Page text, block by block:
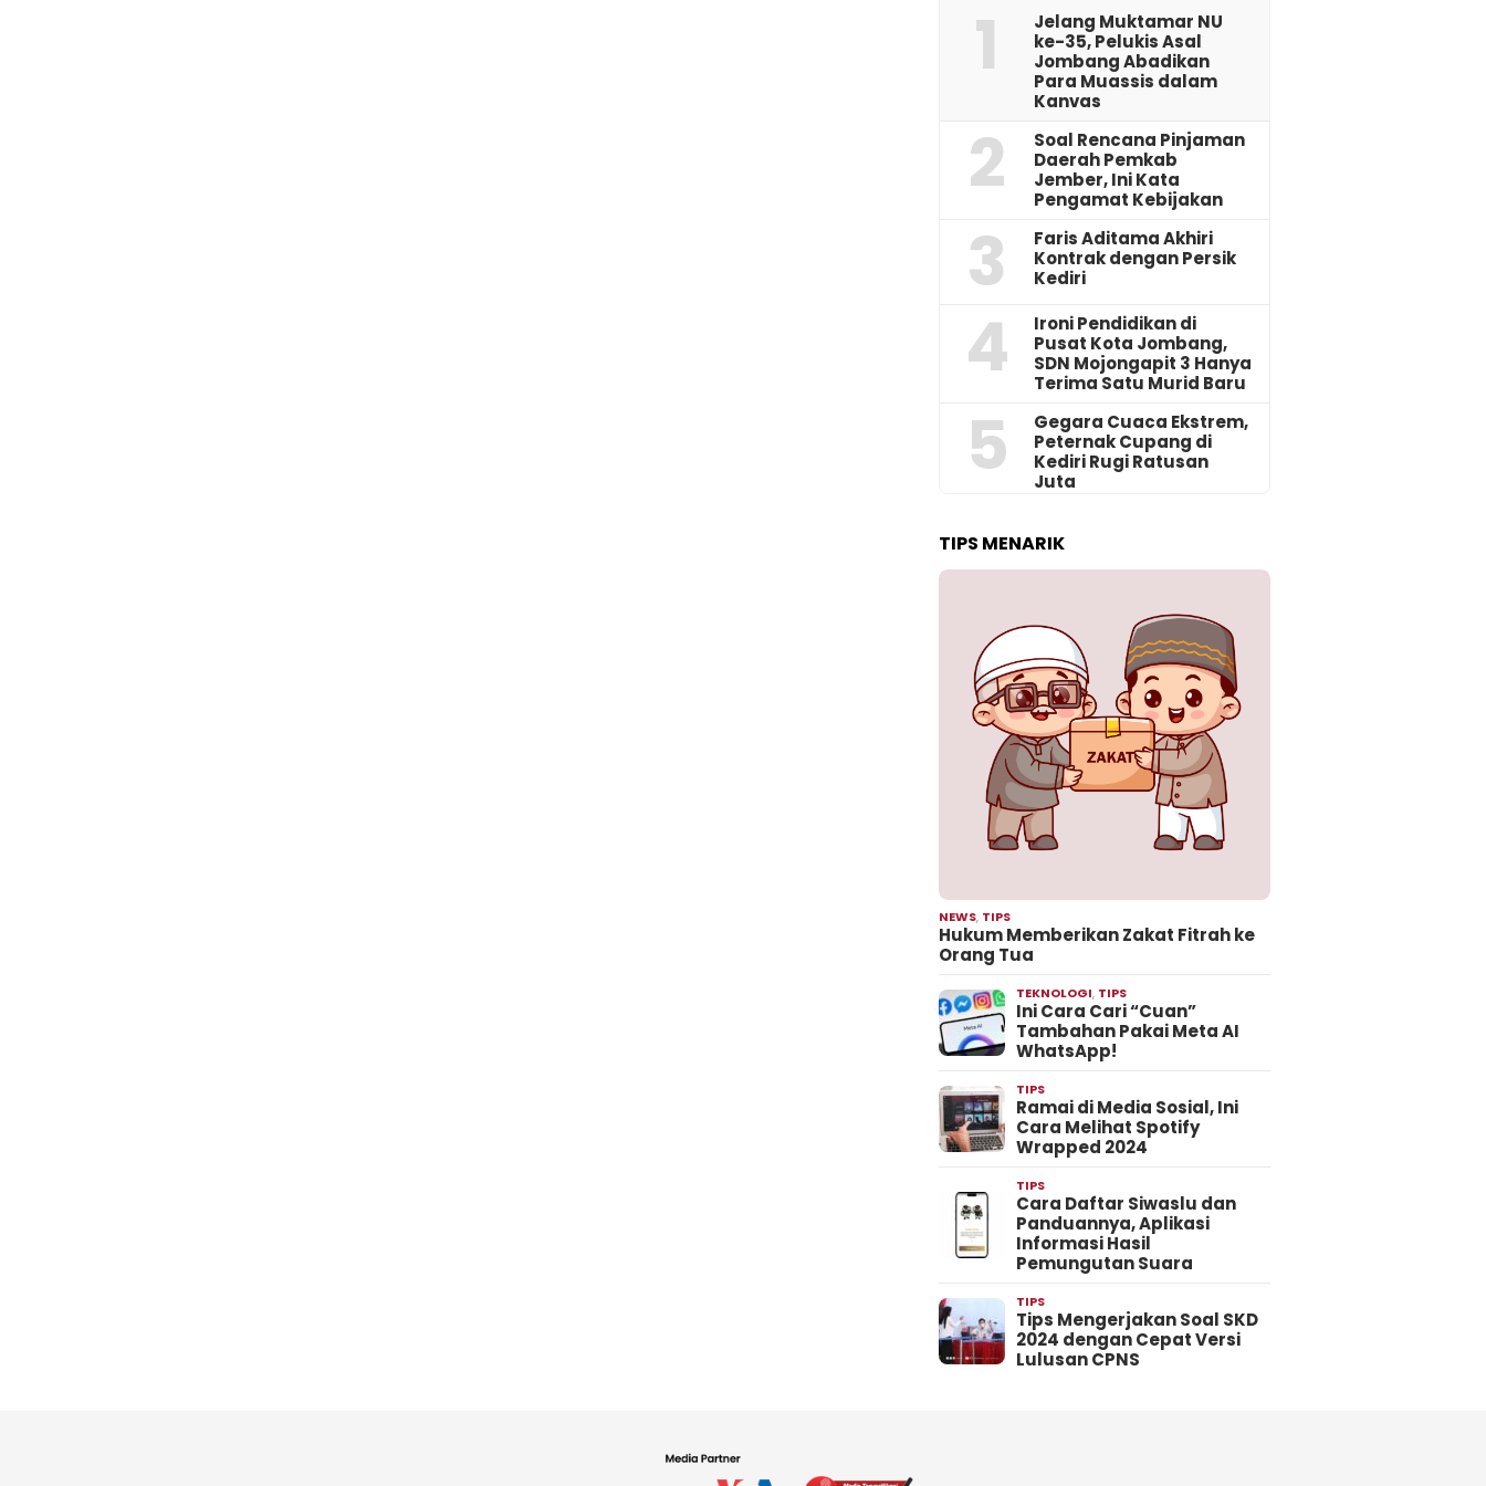
1
Jelang Muktamar NU
ke-35, Pelukis Asal
Jombang Abadikan
Para Muassis dalam
Kanvas
2
‎Soal Rencana Pinjaman
Daerah Pemkab
Jember, Ini Kata
Pengamat Kebijakan ‎
3
Faris Aditama Akhiri
Kontrak dengan Persik
Kediri
4
Ironi Pendidikan di
Pusat Kota Jombang,
SDN Mojongapit 3 Hanya
Terima Satu Murid Baru
5
‎Gegara Cuaca Ekstrem,
Peternak Cupang di
Kediri Rugi Ratusan
Juta
TIPS MENARIK
NEWS, TIPS
Hukum Memberikan Zakat Fitrah ke
Orang Tua
TEKNOLOGI, TIPS
Ini Cara Cari “Cuan”
Tambahan Pakai Meta AI
WhatsApp!
TIPS
Ramai di Media Sosial, Ini
Cara Melihat Spotify
Wrapped 2024
TIPS
Cara Daftar Siwaslu dan
Panduannya, Aplikasi
Informasi Hasil
Pemungutan Suara
TIPS
Tips Mengerjakan Soal SKD
2024 dengan Cepat Versi
Lulusan CPNS